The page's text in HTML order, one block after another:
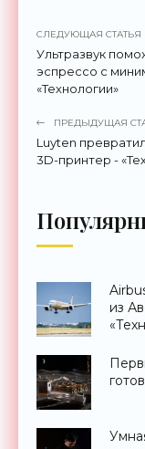
СЛЕДУЮЩАЯ СТАТЬЯ
Ультразвук
эспрессо с
«Технологии»
ПРЕДЫДУЩАЯ
Luyten
3D-принтер -
из